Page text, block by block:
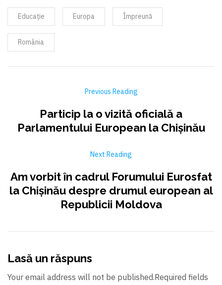
Educație Europa Împreună
România
Previous Reading
Particip la o vizită oficială a
Parlamentului European la Chișinău
Next Reading
Am vorbit în cadrul Forumului Eurosfat
la Chișinău despre drumul european al
Republicii Moldova
Lasă un răspuns
Your email address will not be published.Required fields